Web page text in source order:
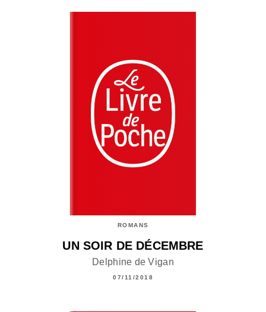
ROMANS
UN SOIR DE DÉCEMBRE
Delphine de Vigan
07/11/2018